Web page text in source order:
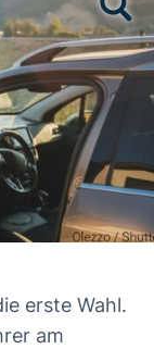
erste Wahl.
am